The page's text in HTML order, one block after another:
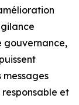
gouvernance,
et